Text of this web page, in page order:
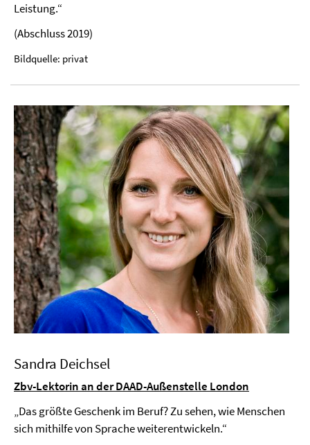
Leistung.“
(Abschluss 2019)
Bildquelle: privat
Sandra Deichsel
Zbv-Lektorin an der DAAD-Außenstelle London
„Das größte Geschenk im Beruf? Zu sehen, wie Menschen
sich mithilfe von Sprache weiterentwickeln.“